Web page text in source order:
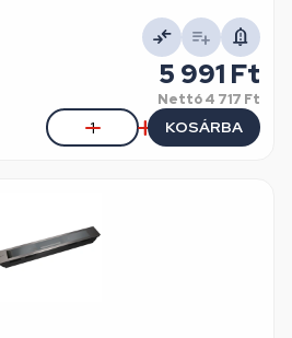
5 991 Ft
Nettó4 717 Ft
KOSÁRBA